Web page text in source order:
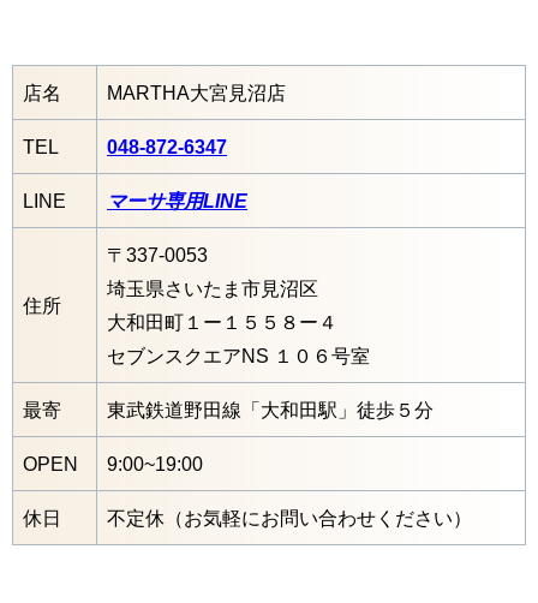
店名 MARTHA大宮見沼店
TEL 048-872-6347
LINE マーサ専用LINE
住所
〒337-0053
埼玉県さいたま市見沼区
大和田町１ー１５５８ー４
セブンスクエアNS １０６号室
最寄 東武鉄道野田線「大和田駅」徒歩５分
OPEN 9:00~19:00
休日 不定休（お気軽にお問い合わせください）